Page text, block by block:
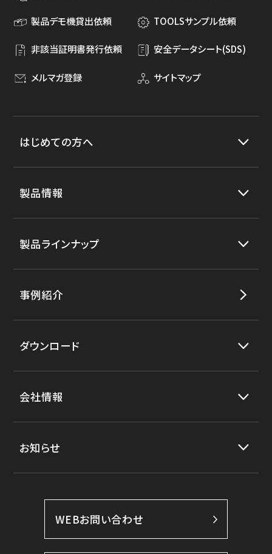
製品デモ機貸出依頼 TOOLSサンプル依頼
非該当証明書発行依頼 安全データシート(SDS)
メルマガ登録 サイトマップ
はじめての方へ
製品情報
製品ラインナップ
事例紹介
ダウンロード
会社情報
お知らせ
WEBお問い合わせ